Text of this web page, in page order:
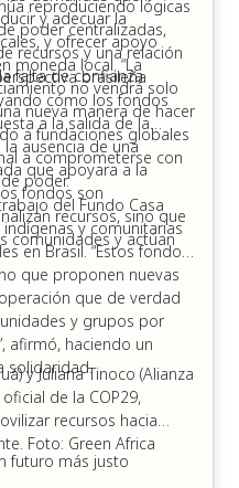
reproduciendo lógicas
poder centralizadas,
recursos y una relación
falta de confianza.
y adecuar la
y ofrecer apoyo
moneda local. “La
no vendrá solo
nueva manera de hacer
a fundaciones globales
a comprometerse con
poder.
brasileña
cómo los fondos
a la salida de la
ausencia de una
que apoyara a la
fondos son
recursos, sino que
comunidades y actúan
del Fundo Casa
y comunitarias
en Brasil. “Estos fondos
que proponen nuevas
que de verdad
y grupos por
afirmó, haciendo un
solidaridad.
y Juliana Tinoco (Alianza
de la COP29,
recursos hacia
Foto: Green Africa
futuro más justo